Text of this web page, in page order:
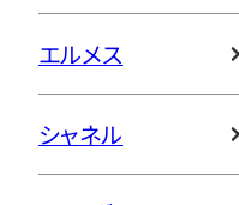
エルメス
シャネル